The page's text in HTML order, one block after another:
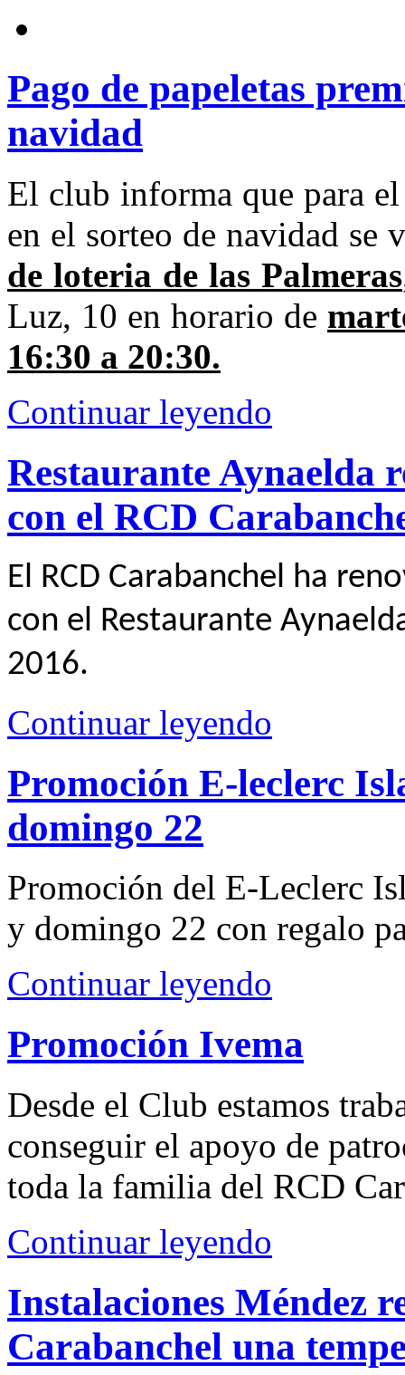
Pago de papeletas
navidad
El club informa que para
en el sorteo de navidad se
de loteria de las Palmeras
Luz, 10 en horario de
16:30 a 20:30.
Continuar leyendo
Restaurante Aynaelda
con el RCD
El RCD Carabanchel ha
con el Restaurante
2016.
Continuar leyendo
Promoción E-leclerc
domingo 22
Promoción del E-Leclerc
y domingo 22 con regalo
Continuar leyendo
Promoción Ivema
Desde el Club estamos
conseguir el apoyo de
toda la familia del RCD
Continuar leyendo
Instalaciones Méndez
Carabanchel una